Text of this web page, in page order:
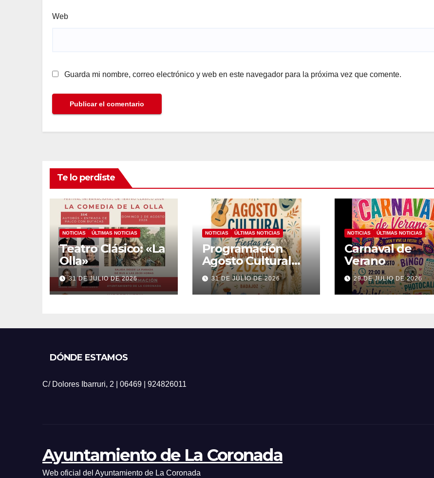
Web
Guarda mi nombre, correo electrónico y web en este navegador para la próxima vez que comente.
Te lo perdiste
NOTICIAS ÚLTIMAS NOTICIAS
Teatro Clásico: «La
Olla»
31 DE JULIO DE 2026
NOTICIAS ÚLTIMAS NOTICIAS
Programación
Agosto Cultural
2026
31 DE JULIO DE 2026
NOTICIAS ÚLTIMAS NOTICIAS
Carnaval de
Verano
29 DE JULIO DE 2026
DÓNDE ESTAMOS
C/ Dolores Ibarruri, 2 | 06469 | 924826011
Ayuntamiento de La Coronada
Web oficial del Ayuntamiento de La Coronada